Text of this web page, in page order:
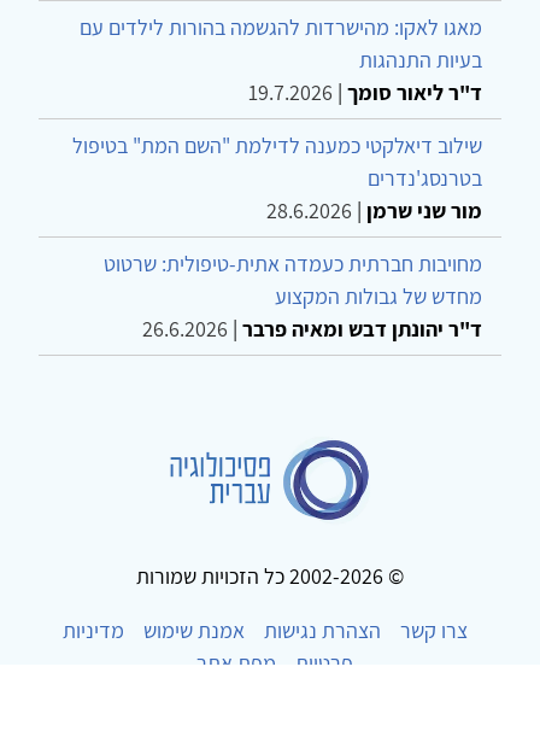
מאגו לאקו: מהישרדות להגשמה בהורות לילדים עם
בעיות התנהגות
ד"ר ליאור סומך |
19.7.2026
שילוב דיאלקטי כמענה לדילמת "השם המת" בטיפול
בטרנסג'נדרים
מור שני שרמן |
28.6.2026
מחויבות חברתית כעמדה אתית-טיפולית: שרטוט
מחדש של גבולות המקצוע
ד"ר יהונתן דבש ומאיה פרבר |
26.6.2026
© 2002-2026 כל הזכויות שמורות
צרו קשר
הצהרת נגישות אמנת שימוש
מדיניות
פרטיות
מפת אתר